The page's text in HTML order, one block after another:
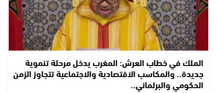
الملك في خطاب العرش: المغرب يدخل مرحلة تنموية
جديدة.. والمكاسب الاقتصادية والاجتماعية تتجاوز الزمن
الحكومي والبرلماني..